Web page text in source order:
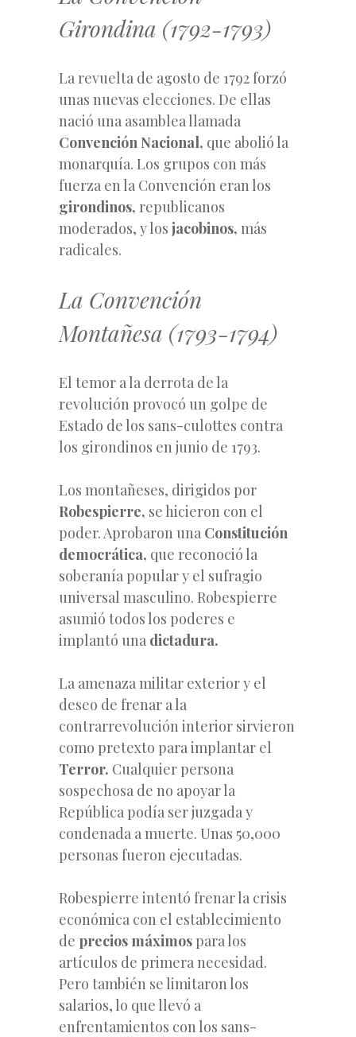
Girondina (1792-1793)
La revuelta de agosto de 1792 forzó
unas nuevas elecciones. De ellas
nació una asamblea llamada
Convención Nacional, que abolió la
monarquía. Los grupos con más
fuerza en la Convención eran los
girondinos, republicanos
moderados, y los jacobinos, más
radicales.
La Convención
Montañesa (1793-1794)
El temor a la derrota de la
revolución provocó un golpe de
Estado de los sans-culottes contra
los girondinos en junio de 1793.
Los montañeses, dirigidos por
Robespierre, se hicieron con el
poder. Aprobaron una Constitución
democrática, que reconoció la
soberanía popular y el sufragio
universal masculino. Robespierre
asumió todos los poderes e
implantó una dictadura.
La amenaza militar exterior y el
deseo de frenar a la
contrarrevolución interior sirvieron
como pretexto para implantar el
Terror. Cualquier persona
sospechosa de no apoyar la
República podía ser juzgada y
condenada a muerte. Unas 50,000
personas fueron ejecutadas.
Robespierre intentó frenar la crisis
económica con el establecimiento
de precios máximos para los
artículos de primera necesidad.
Pero también se limitaron los
salarios, lo que llevó a
enfrentamientos con los sans-